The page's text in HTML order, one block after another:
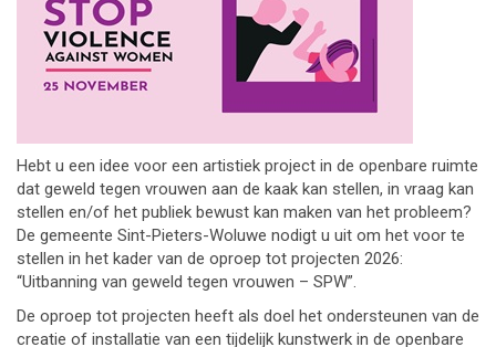
Hebt u een idee voor een artistiek project in de openbare ruimte
dat geweld tegen vrouwen aan de kaak kan stellen, in vraag kan
stellen en/of het publiek bewust kan maken van het probleem?
De gemeente Sint-Pieters-Woluwe nodigt u uit om het voor te
stellen in het kader van de oproep tot projecten 2026:
“Uitbanning van geweld tegen vrouwen – SPW”.
De oproep tot projecten heeft als doel het ondersteunen van de
creatie of installatie van een tijdelijk kunstwerk in de openbare